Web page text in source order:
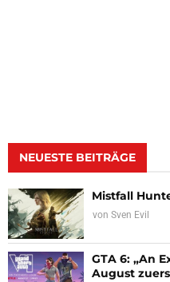
NEUESTE BEITRÄGE
Mistfall
von Sven Evil
GTA 6: „An
August